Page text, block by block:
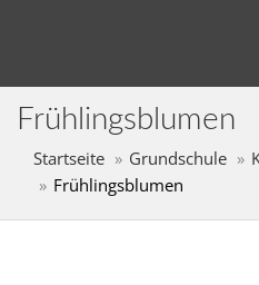
Frühlingsblumen
Startseite Grundschule
Frühlingsblumen